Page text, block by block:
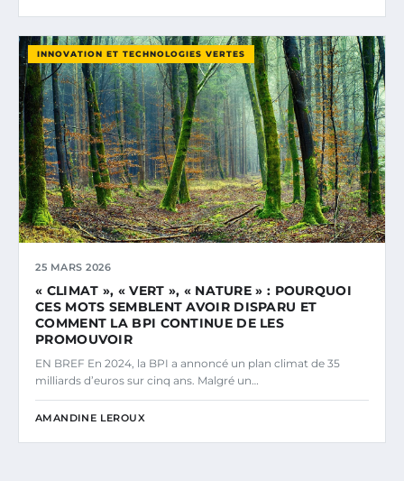
INNOVATION ET TECHNOLOGIES VERTES
25 MARS 2026
« CLIMAT », « VERT », « NATURE » : POURQUOI
CES MOTS SEMBLENT AVOIR DISPARU ET
COMMENT LA BPI CONTINUE DE LES
PROMOUVOIR
EN BREF En 2024, la BPI a annoncé un plan climat de 35
milliards d’euros sur cinq ans. Malgré un…
AMANDINE LEROUX